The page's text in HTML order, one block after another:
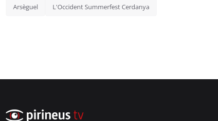
Arsèguel L'Occident Summerfest Cerdanya